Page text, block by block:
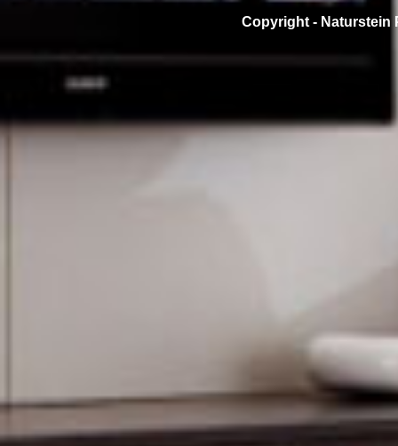
Copyright - Naturstein